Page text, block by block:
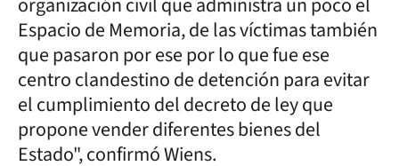
Espacio de Memoria, de las víctimas también
que pasaron por ese por lo que fue ese
centro clandestino de detención para evitar
el cumplimiento del decreto de ley que
propone vender diferentes bienes del
Estado", confirmó Wiens.